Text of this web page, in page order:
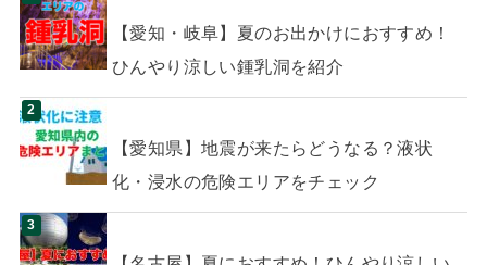
【愛知・岐阜】夏のお出かけにおすすめ！
ひんやり涼しい鍾乳洞を紹介
【愛知県】地震が来たらどうなる？液状
化・浸水の危険エリアをチェック